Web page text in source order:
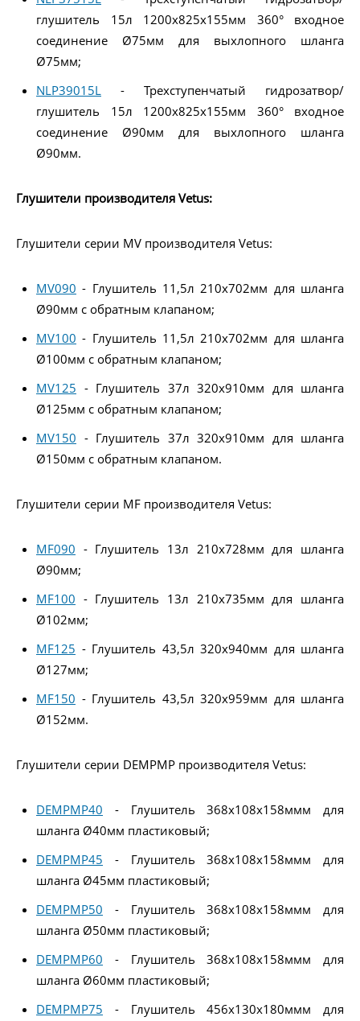
глушитель 15л 1200x825x155мм 360° входное
соединение Ø75мм для выхлопного шланга
Ø75мм;
NLP39015L - Трехступенчатый гидрозатвор/
глушитель 15л 1200x825x155мм 360° входное
соединение Ø90мм для выхлопного шланга
Ø90мм.
Глушители производителя Vetus:
Глушители серии MV производителя Vetus:
MV090 - Глушитель 11,5л 210x702мм для шланга
Ø90мм с обратным клапаном;
MV100 - Глушитель 11,5л 210x702мм для шланга
Ø100мм с обратным клапаном;
MV125 - Глушитель 37л 320x910мм для шланга
Ø125мм с обратным клапаном;
MV150 - Глушитель 37л 320x910мм для шланга
Ø150мм с обратным клапаном.
Глушители серии MF производителя Vetus:
MF090 - Глушитель 13л 210x728мм для шланга
Ø90мм;
MF100 - Глушитель 13л 210x735мм для шланга
Ø102мм;
MF125 - Глушитель 43,5л 320x940мм для шланга
Ø127мм;
MF150 - Глушитель 43,5л 320x959мм для шланга
Ø152мм.
Глушители серии DEMPMP производителя Vetus:
DEMPMP40 - Глушитель 368x108x158ммм для
шланга Ø40мм пластиковый;
DEMPMP45 - Глушитель 368x108x158ммм для
шланга Ø45мм пластиковый;
DEMPMP50 - Глушитель 368x108x158ммм для
шланга Ø50мм пластиковый;
DEMPMP60 - Глушитель 368x108x158ммм для
шланга Ø60мм пластиковый;
DEMPMP75 - Глушитель 456x130x180ммм для